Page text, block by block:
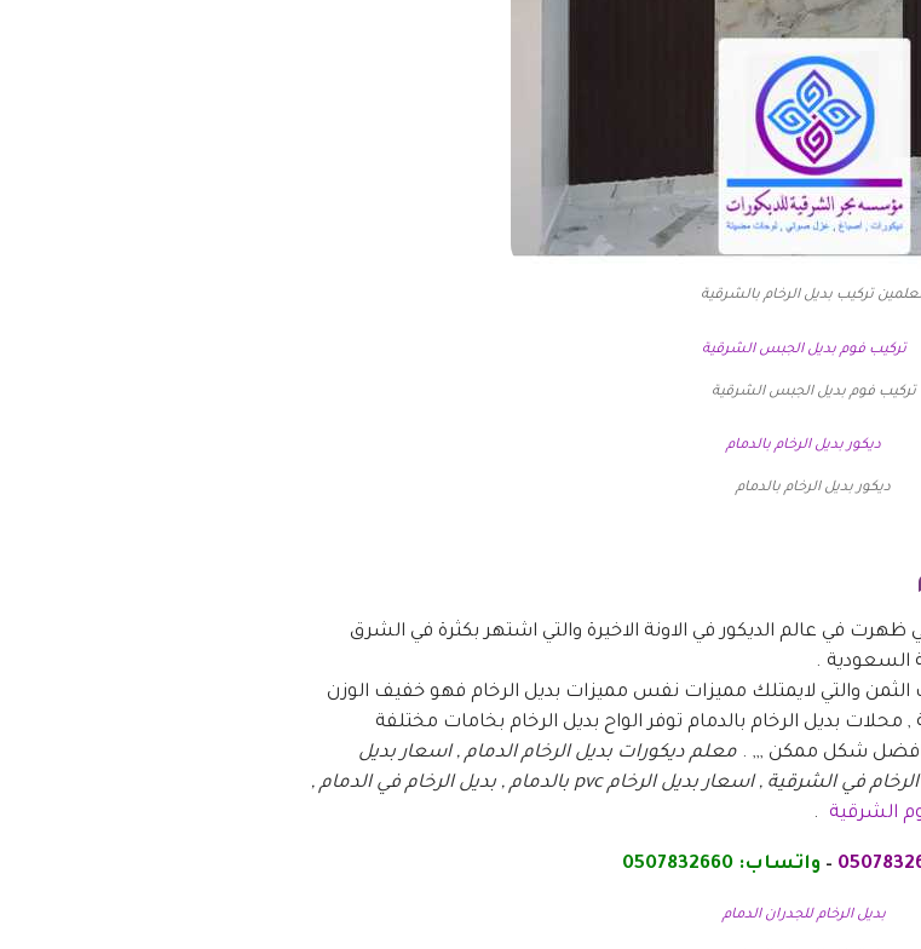
تركيب بديل الرخام بالشرقية
تركيب فوم بديل الجبس الشرقية
ديكور بديل الرخام بالدمام
في عالم الديكور في الاونة الاخيرة والتي اشتهر بكثرة في الشرق
السعودية .
والتي لايمتلك مميزات نفس مميزات بديل الرخام فهو خفيف الوزن
بديل الرخام بالدمام توفر الواح بديل الرخام بخامات مختلفة
افضل شكل ممكن ,,, . معلم ديكورات بديل الرخام الدمام , اسعار بديل
الرخام بالدمام , بديل الرخام للجدران الدمام , بديل الرخام في الشرقية , اسعار بديل الرخام pvc بالدمام , بديل الرخام في الدمام ,
الشرقية .
– واتساب:0507832660